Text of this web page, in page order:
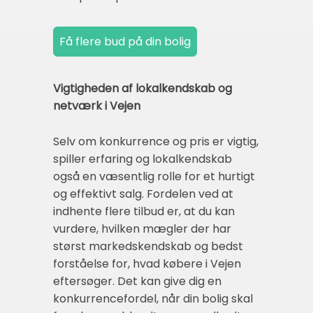
Vigtigheden af lokalkendskab og
netværk i Vejen
Selv om konkurrence og pris er vigtig,
spiller erfaring og lokalkendskab
også en væsentlig rolle for et hurtigt
og effektivt salg. Fordelen ved at
indhente flere tilbud er, at du kan
vurdere, hvilken mægler der har
størst markedskendskab og bedst
forståelse for, hvad købere i Vejen
eftersøger. Det kan give dig en
konkurrencefordel, når din bolig skal